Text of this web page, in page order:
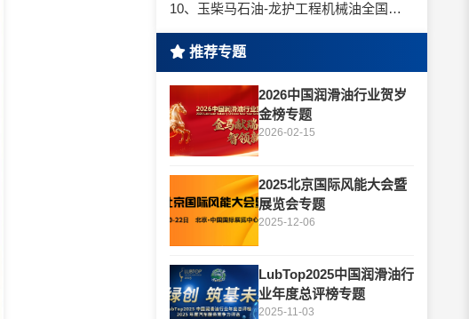
10、玉柴马石油-龙护工程机械油全国招商丨卓越的品质，专业的品牌！
推荐专题
2026中国润滑油行业贺岁
金榜专题
2026-02-15
2025北京国际风能大会暨
展览会专题
2025-12-06
LubTop2025中国润滑油行
业年度总评榜专题
2025-11-03